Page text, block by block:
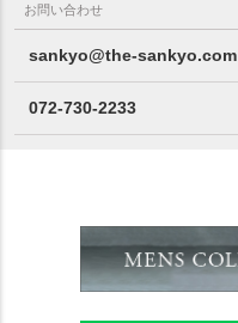
お問い合わせ
sankyo@the-sankyo.com
072-730-2233